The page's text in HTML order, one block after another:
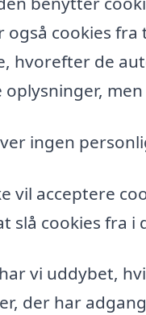
også cookies
hvorefter de
ingen
vil acceptere
slå cookies fra i
vi uddybet,
der har